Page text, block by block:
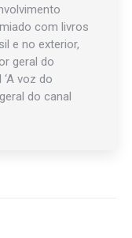
com livros
e no exterior,
geral do
voz do
do canal